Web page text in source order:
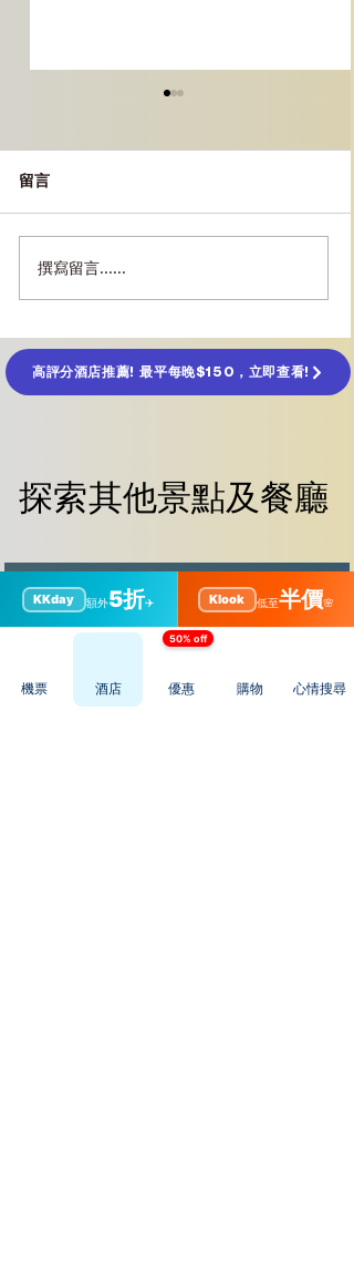
［京都必去景點］｜西本
願寺（龍谷山本願寺）參
留言
撰寫留言......
高評分酒店推薦! 最平每晚$150，立即查看!
探索其他景點及餐廳
探索其他景點及餐廳
KKday 額外5折✈️ Klook 低至半價🌸
機票 酒店
50% off
優惠 購物 心情搜尋